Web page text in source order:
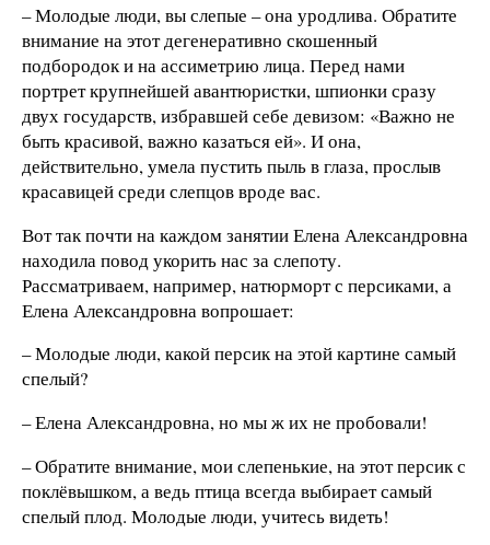
– Молодые люди, вы слепые – она уродлива. Обратите
внимание на этот дегенеративно скошенный
подбородок и на ассиметрию лица. Перед нами
портрет крупнейшей авантюристки, шпионки сразу
двух государств, избравшей себе девизом: «Важно не
быть красивой, важно казаться ей». И она,
действительно, умела пустить пыль в глаза, прослыв
красавицей среди слепцов вроде вас.
Вот так почти на каждом занятии Елена Александровна
находила повод укорить нас за слепоту.
Рассматриваем, например, натюрморт с персиками, а
Елена Александровна вопрошает:
– Молодые люди, какой персик на этой картине самый
спелый?
– Елена Александровна, но мы ж их не пробовали!
– Обратите внимание, мои слепенькие, на этот персик с
поклёвышком, а ведь птица всегда выбирает самый
спелый плод. Молодые люди, учитесь видеть!